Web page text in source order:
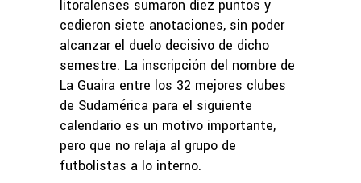
litoralenses sumaron diez puntos y
cedieron siete anotaciones, sin poder
alcanzar el duelo decisivo de dicho
semestre. La inscripción del nombre de
La Guaira entre los 32 mejores clubes
de Sudamérica para el siguiente
calendario es un motivo importante,
pero que no relaja al grupo de
futbolistas a lo interno.